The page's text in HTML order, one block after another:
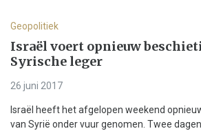
Geopolitiek
Israël voert opnieuw
Syrische leger
26 juni 2017
Israël heeft het afgelopen weekend
van Syrië onder vuur genomen. Twee